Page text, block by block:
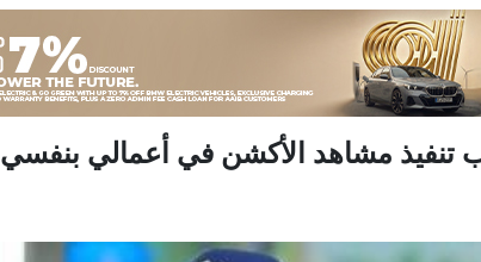
تنفيذ مشاهد الأكشن في أعمالي بنفسي